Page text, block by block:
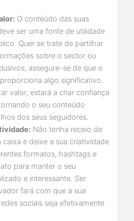
O conteúdo das suas
ser uma fonte de utilidade
Quer se trate de partilhar
sobre o sector ou
assegure-se de que o
algo significativo.
valor, estará a criar confiança
o seu conteúdo
dos seus seguidores.
Não tenha receio de
caixa e deixe a sua criatividade
formatos, hashtags e
para manter o seu
e interessante. Ser
fará com que a sua
sociais seja efetivamente